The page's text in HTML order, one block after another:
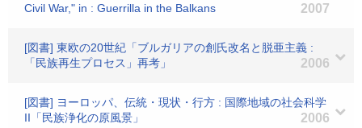
Civil War," in : Guerrilla in the Balkans
2007
[図書] 東欧の20世紀「ブルガリアの創氏改名と脱亜主義 :
「民族再生プロセス」再考」
2006
[図書] ヨーロッパ、伝統・現状・行方 : 国際地域の社会科学
II「民族浄化の原風景」
2006